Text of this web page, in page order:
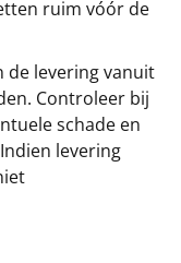
ruim vóór de
de levering vanuit
Controleer bij
schade en
levering